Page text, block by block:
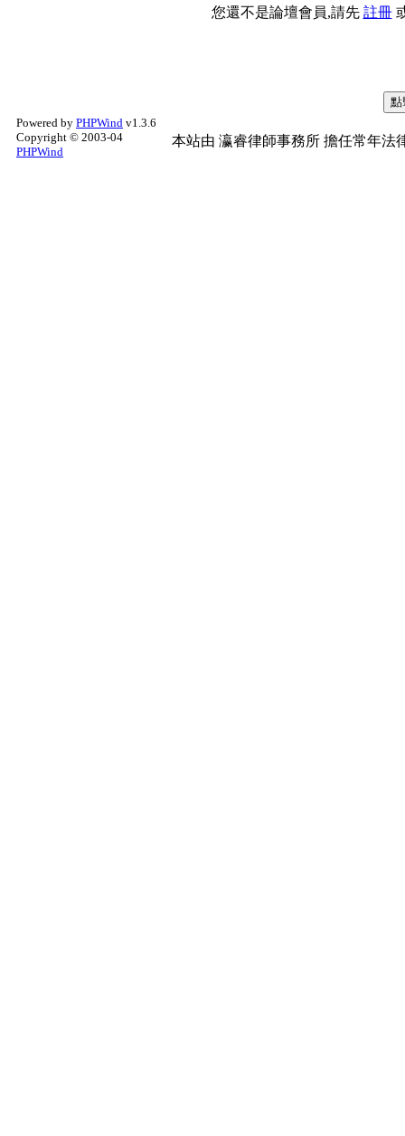
您還不是論壇會員,請先 註冊
Powered by PHPWind v1.3.6
Copyright © 2003-04
PHPWind
本站由 瀛睿律師事務所 擔任常年法